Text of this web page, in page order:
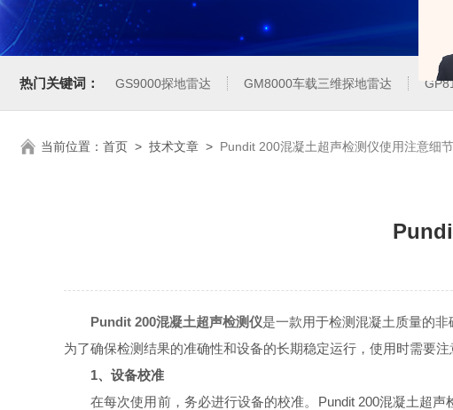
热门关键词： GS9000探地雷达 GM8000车载三维探地雷达
当前位置： 首页 > 技术文章 > Pundit 200混凝土超声检测仪使用注意细节
Pundit 200混凝土超声检测仪是一款用于检测混凝土质量的
为了确保检测结果的准确性和设备的长期稳定运行，使用时需要注
1、设备校准
在每次使用前，务必进行设备的校准。Pundit 200混凝土超声